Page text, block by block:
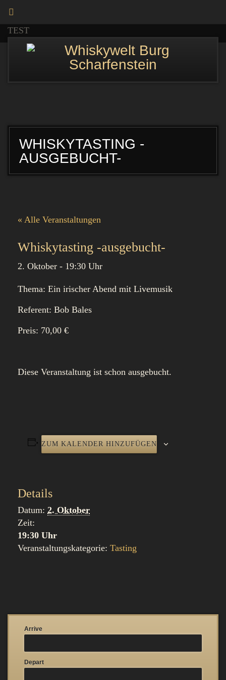
TEST
WHISKYTASTING -
AUSGEBUCHT-
« Alle Veranstaltungen
Whiskytasting -ausgebucht-
2. Oktober - 19:30 Uhr
Thema: Ein irischer Abend mit Livemusik
Referent: Bob Bales
Preis: 70,00 €
Diese Veranstaltung ist schon ausgebucht.
ZUM KALENDER HINZUFÜGEN
Details
Datum: 2. Oktober
Zeit:
19:30 Uhr
Veranstaltungskategorie: Tasting
Arrive
Depart